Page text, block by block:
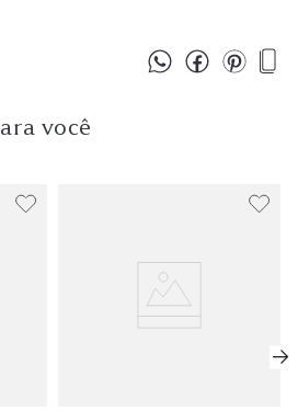
você